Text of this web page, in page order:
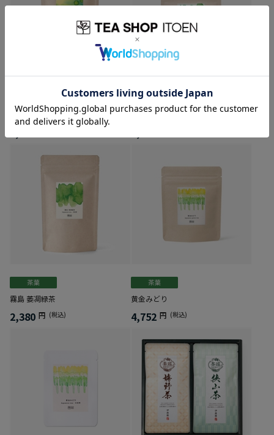
嬉野玉緑茶 霧島 萎凋緑茶
霧島 萎凋緑茶
2,380 円 (税込)
黄金みどり
4,752 円 (税込)